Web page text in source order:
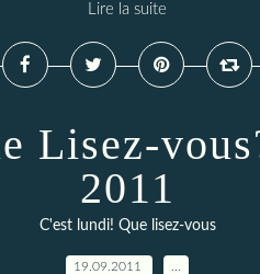
Lire la suite
Lisez-
2011
C'est lundi! Que lisez-vous
19.09.2011